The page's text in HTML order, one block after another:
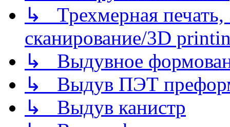
↳ Трехмерная
сканирование/3D
↳ Выдувное
↳ Выдув ПЭТ
↳ Выдув канистр